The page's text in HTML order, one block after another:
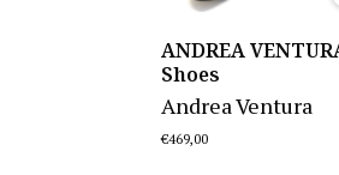
ANDREA
Shoes
Andrea Ventura
€469,00